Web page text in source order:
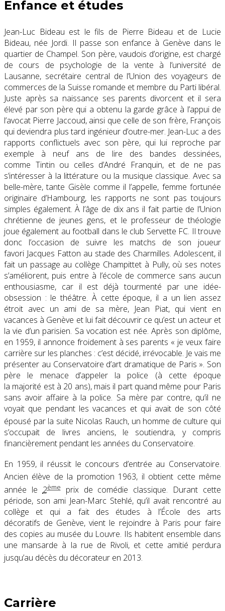
Enfance et études
Jean-Luc Bideau est le fils de Pierre Bideau et de Lucie
Bideau, née Jordi. Il passe son enfance à Genève dans le
quartier de Champel. Son père, vaudois d’origine, est chargé
de cours de psychologie de la vente à l’université de
Lausanne, secrétaire central de l’Union des voyageurs de
commerces de la Suisse romande et membre du Parti libéral.
Juste après sa naissance ses parents divorcent et il sera
élevé par son père qui a obtenu la garde grâce à l’appui de
l’avocat Pierre Jaccoud, ainsi que celle de son frère, François
qui deviendra plus tard ingénieur d’outre-mer. Jean-Luc a des
rapports conflictuels avec son père, qui lui reproche par
exemple à neuf ans de lire des bandes dessinées,
comme Tintin ou celles d’André Franquin, et de ne pas
s’intéresser à la littérature ou la musique classique. Avec sa
belle-mère, tante Gisèle comme il l’appelle, femme fortunée
originaire d’Hambourg, les rapports ne sont pas toujours
simples également. À l’âge de dix ans il fait partie de l’Union
chrétienne de jeunes gens, et le professeur de théologie
joue également au football dans le club Servette FC. Il trouve
donc l’occasion de suivre les matchs de son joueur
favori Jacques Fatton au stade des Charmilles. Adolescent, il
fait un passage au collège Champittet à Pully, où ses notes
s’améliorent, puis entre à l’école de commerce sans aucun
enthousiasme, car il est déjà tourmenté par une idée-
obsession : le théâtre. À cette époque, il a un lien assez
étroit avec un ami de sa mère, Jean Piat, qui vient en
vacances à Genève et lui fait découvrir ce qu’est un acteur et
la vie d’un parisien. Sa vocation est née. Après son diplôme,
en 1959, il annonce froidement à ses parents « je veux faire
carrière sur les planches : c’est décidé, irrévocable. Je vais me
présenter au Conservatoire d’art dramatique de Paris ». Son
père le menace d’appeler la police (à cette époque
la majorité est à 20 ans), mais il part quand même pour Paris
sans avoir affaire à la police. Sa mère par contre, qu’il ne
voyait que pendant les vacances et qui avait de son côté
épousé par la suite Nicolas Rauch, un homme de culture qui
s’occupait de livres anciens, le soutiendra, y compris
financièrement pendant les années du Conservatoire.
En 1959, il réussit le concours d’entrée au Conservatoire.
Ancien élève de la promotion 1963, il obtient cette même
année le 2ème prix de comédie classique. Durant cette
période, son ami Jean-Marc Stehlé, qu’il avait rencontré au
collège et qui a fait des études à l’École des arts
décoratifs de Genève, vient le rejoindre à Paris pour faire
des copies au musée du Louvre. Ils habitent ensemble dans
une mansarde à la rue de Rivoli, et cette amitié perdura
jusqu’au décès du décorateur en 2013.
Carrière